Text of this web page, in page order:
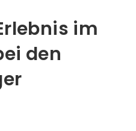
im
den